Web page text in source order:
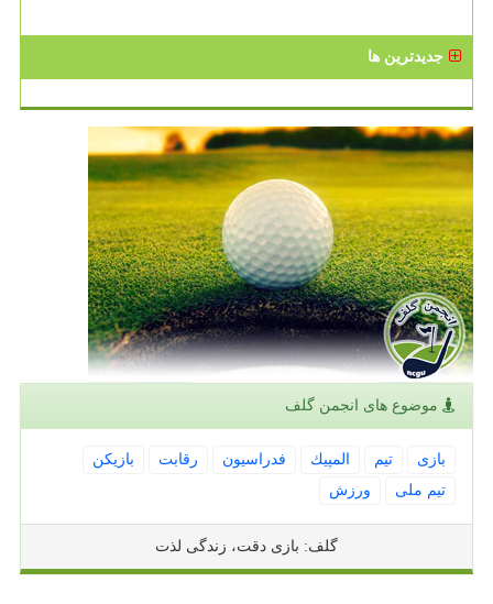
جدیدترین ها
موضوع های انجمن گلف
بازی تیم المپیك فدراسیون رقابت
بازیكن
تیم ملی
ورزش
گلف: بازی دقت، زندگی لذت